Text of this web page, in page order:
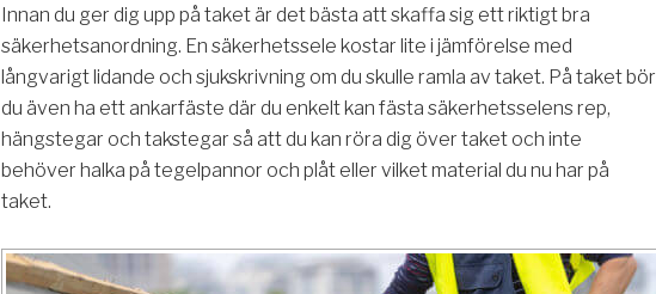
Innan du ger dig upp på taket är det bästa att skaffa sig ett riktigt bra
säkerhetsanordning. En säkerhetssele kostar lite i jämförelse med
långvarigt lidande och sjukskrivning om du skulle ramla av taket. På taket bör
du även ha ett ankarfäste där du enkelt kan fästa säkerhetsselens rep,
hängstegar och takstegar så att du kan röra dig över taket och inte
behöver halka på tegelpannor och plåt eller vilket material du nu har på
taket.